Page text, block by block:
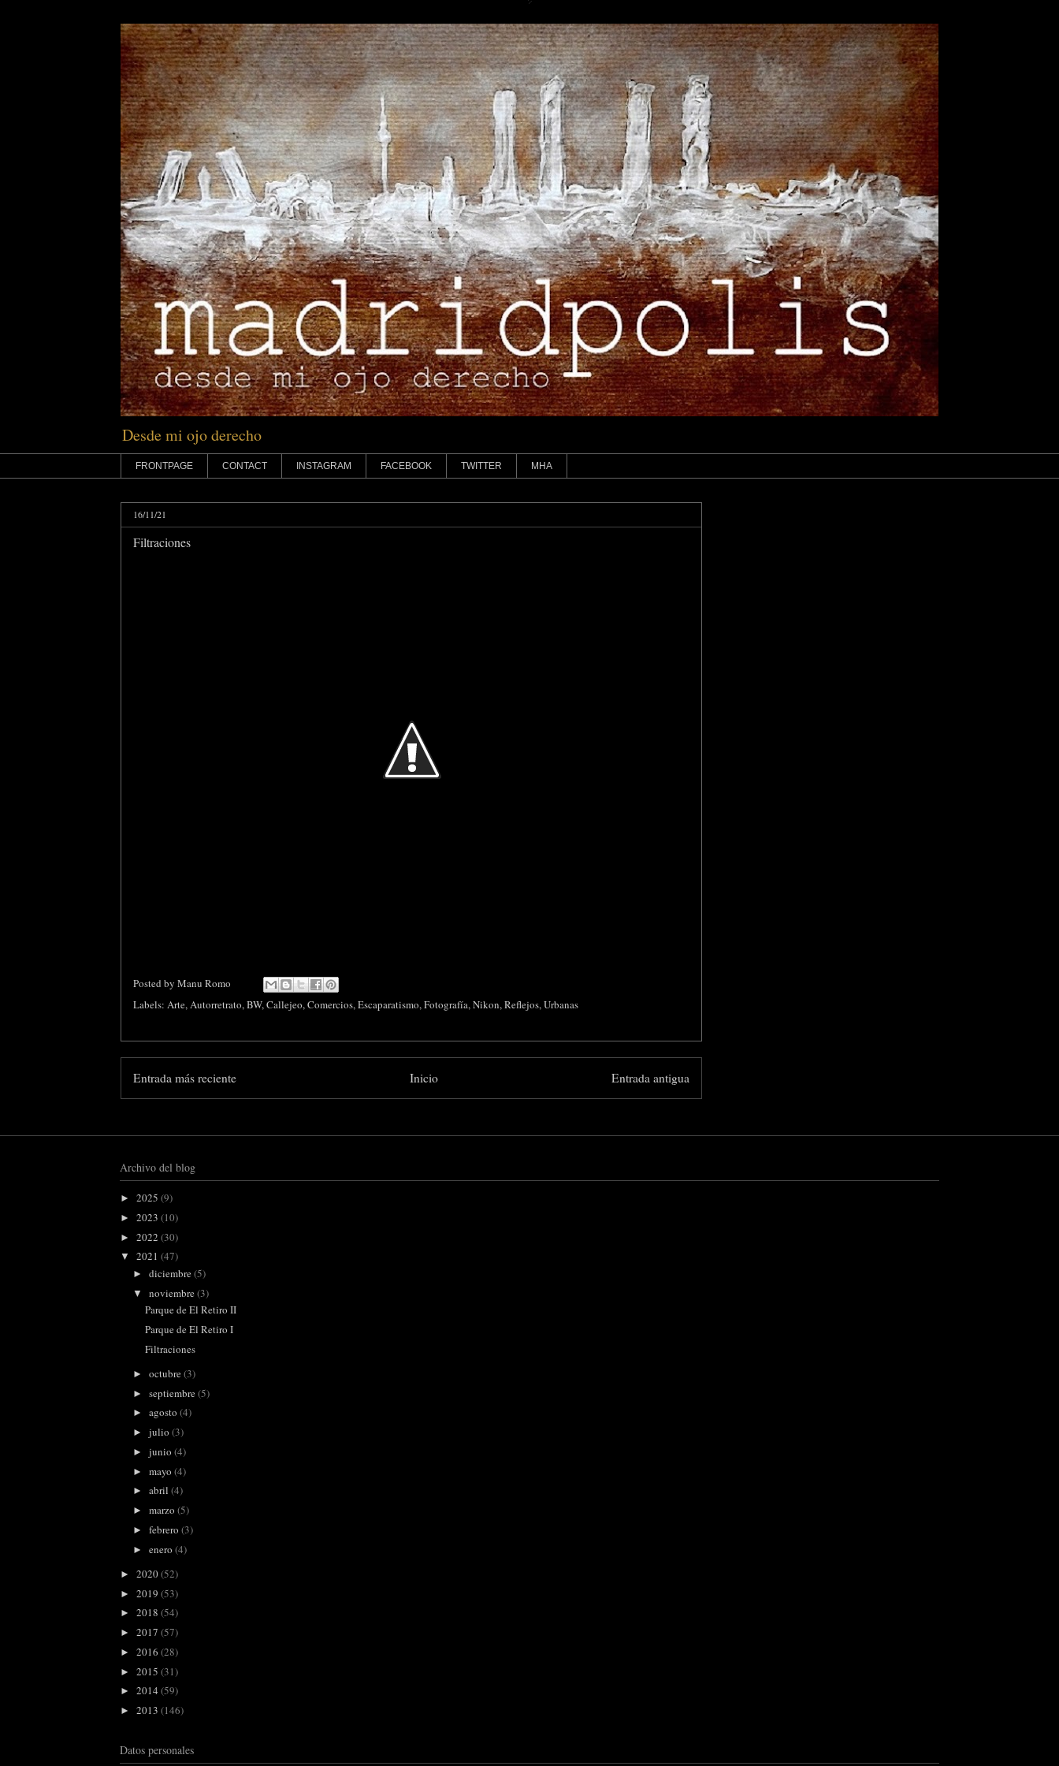
Desde mi ojo derecho
FRONTPAGE CONTACT INSTAGRAM FACEBOOK TWITTER MHA
16/11/21
Filtraciones
Posted by Manu Romo
Labels: Arte,Autorretrato,BW,Callejeo,Comercios,Escaparatismo,Fotografía,Nikon,Reflejos,Urbanas
Entrada más reciente Entrada antigua
Inicio
Archivo del blog
► 2025 (9)
► 2023 (10)
► 2022 (30)
▼ 2021 (47)
► diciembre(5)
▼ noviembre(3)
Parque de El Retiro II
Parque de El Retiro I
Filtraciones
► octubre(3)
► septiembre(5)
► agosto (4)
► julio (3)
► junio (4)
► mayo (4)
► abril (4)
► marzo (5)
► febrero (3)
► enero (4)
► 2020(52)
► 2019 (53)
► 2018 (54)
► 2017 (57)
► 2016 (28)
► 2015 (31)
► 2014 (59)
► 2013 (146)
Datos personales